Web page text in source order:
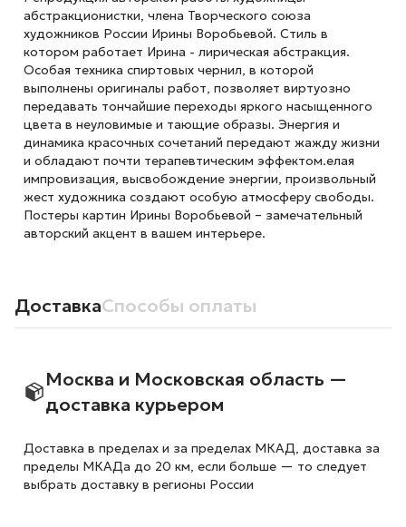
абстракционистки, члена Творческого союза
художников России Ирины Воробьевой. Стиль в
котором работает Ирина - лирическая абстракция.
Особая техника спиртовых чернил, в которой
выполнены оригиналы работ, позволяет виртуозно
передавать тончайшие переходы яркого насыщенного
цвета в неуловимые и тающие образы. Энергия и
динамика красочных сочетаний передают жажду жизни
и обладают почти терапевтическим эффектом.елая
импровизация, высвобождение энергии, произвольный
жест художника создают особую атмосферу свободы.
Постеры картин Ирины Воробьевой – замечательный
авторский акцент в вашем интерьере.
ДоставкаСпособы оплаты
Москва и Московская область —
доставка курьером
Доставка в пределах и за пределах МКАД, доставка за
пределы МКАДа до 20 км, если больше — то следует
выбрать доставку в регионы России